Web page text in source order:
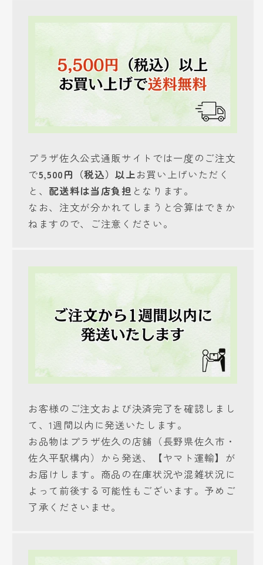
プラザ佐久公式通販サイトでは一度のご注文
で5,500円（税込）以上お買い上げいただく
と、 配送料は当店負担 となります。
なお、注文が分かれてしまうと合算はできか
ねますので、ご注意ください。
お客様のご注文および決済完了を確認しまし
て、1週間以内に発送いたします。
お品物はプラザ佐久の店舗（長野県佐久市・
佐久平駅構内）から発送、【ヤマト運輸】が
お届けします。商品の在庫状況や混雑状況に
よって前後する可能性もございます。予めご
了承くださいませ。